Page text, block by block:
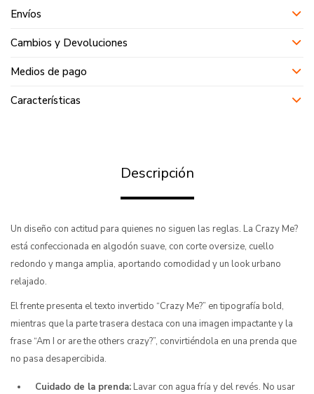
Envíos
Cambios y Devoluciones
Medios de pago
Características
Descripción
Un diseño con actitud para quienes no siguen las reglas. La Crazy Me?
está confeccionada en algodón suave, con corte oversize, cuello
redondo y manga amplia, aportando comodidad y un look urbano
relajado.
El frente presenta el texto invertido “Crazy Me?” en tipografía bold,
mientras que la parte trasera destaca con una imagen impactante y la
frase “Am I or are the others crazy?”, convirtiéndola en una prenda que
no pasa desapercibida.
Cuidado de la prenda: Lavar con agua fría y del revés. No usar